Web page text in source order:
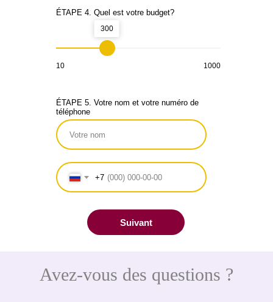
ÉTAPE 4. Quel est votre budget?
300
10 1000
ÉTAPE 5. Votre nom et votre numéro de
téléphone
+7
Suivant
Avez-vous des questions ?